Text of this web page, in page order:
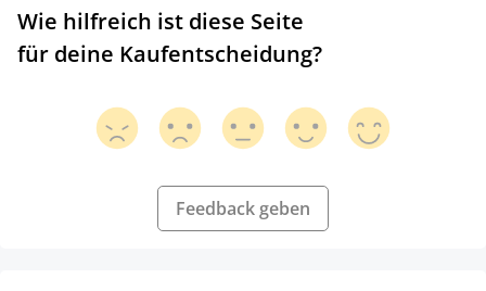
Wie hilfreich ist diese Seite
für deine Kaufentscheidung?
Feedback geben